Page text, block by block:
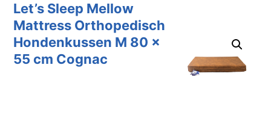
Let’s Sleep Mellow
Mattress Orthopedisch
Hondenkussen M 80 x
55 cm Cognac